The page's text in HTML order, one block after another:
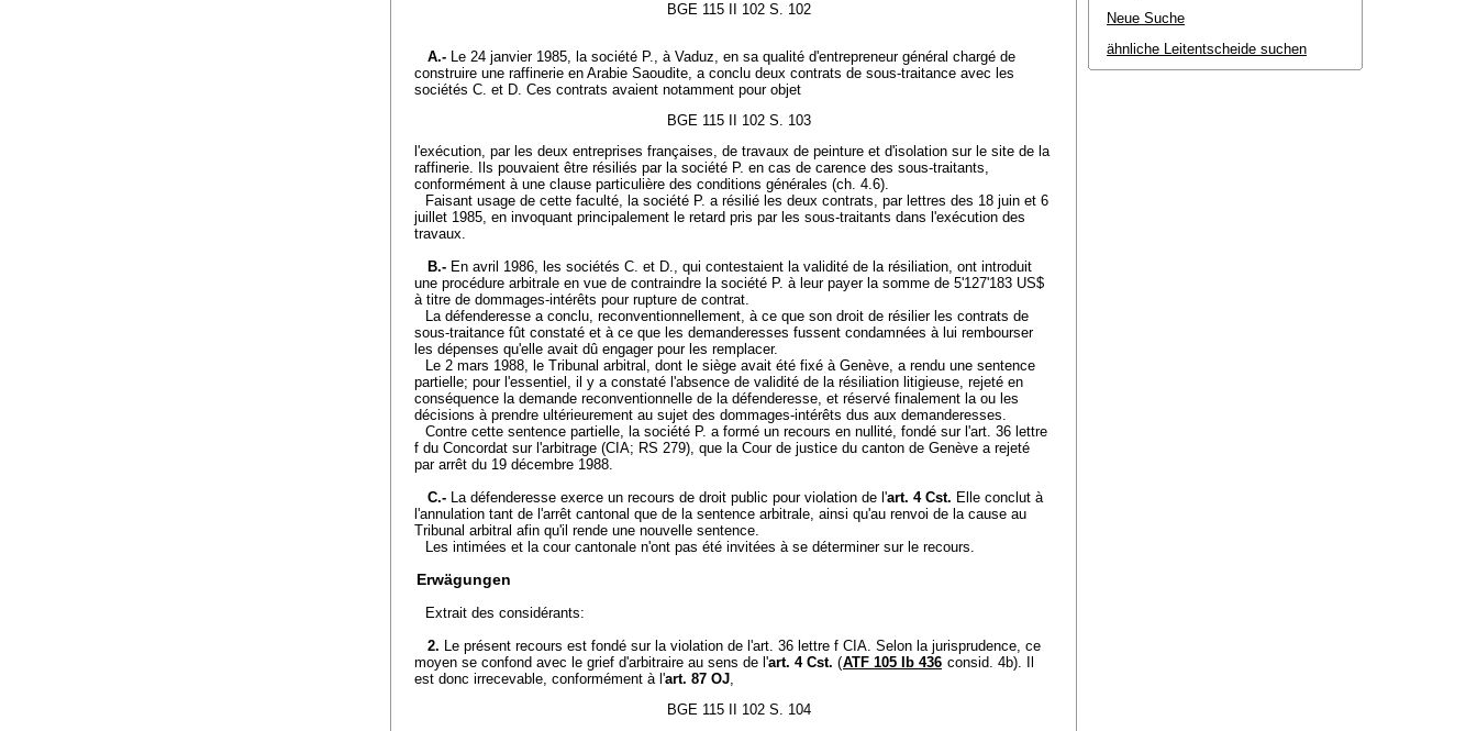
BGE 115 II 102 S. 102
A.- Le 24 janvier 1985, la société P., à Vaduz, en sa qualité d'entrepreneur général chargé de
construire une raffinerie en Arabie Saoudite, a conclu deux contrats de sous-traitance avec les
sociétés C. et D. Ces contrats avaient notamment pour objet
BGE 115 II 102 S. 103
l'exécution, par les deux entreprises françaises, de travaux de peinture et d'isolation sur le site de la
raffinerie. Ils pouvaient être résiliés par la société P. en cas de carence des sous-traitants,
conformément à une clause particulière des conditions générales (ch. 4.6).
Faisant usage de cette faculté, la société P. a résilié les deux contrats, par lettres des 18 juin et 6
juillet 1985, en invoquant principalement le retard pris par les sous-traitants dans l'exécution des
travaux.
B.- En avril 1986, les sociétés C. et D., qui contestaient la validité de la résiliation, ont introduit
une procédure arbitrale en vue de contraindre la société P. à leur payer la somme de 5'127'183 US$
à titre de dommages-intérêts pour rupture de contrat.
La défenderesse a conclu, reconventionnellement, à ce que son droit de résilier les contrats de
sous-traitance fût constaté et à ce que les demanderesses fussent condamnées à lui rembourser
les dépenses qu'elle avait dû engager pour les remplacer.
Le 2 mars 1988, le Tribunal arbitral, dont le siège avait été fixé à Genève, a rendu une sentence
partielle; pour l'essentiel, il y a constaté l'absence de validité de la résiliation litigieuse, rejeté en
conséquence la demande reconventionnelle de la défenderesse, et réservé finalement la ou les
décisions à prendre ultérieurement au sujet des dommages-intérêts dus aux demanderesses.
Contre cette sentence partielle, la société P. a formé un recours en nullité, fondé sur l'art. 36 lettre
f du Concordat sur l'arbitrage (CIA; RS 279), que la Cour de justice du canton de Genève a rejeté
par arrêt du 19 décembre 1988.
C.- La défenderesse exerce un recours de droit public pour violation de l'art. 4 Cst. Elle conclut à
l'annulation tant de l'arrêt cantonal que de la sentence arbitrale, ainsi qu'au renvoi de la cause au
Tribunal arbitral afin qu'il rende une nouvelle sentence.
Les intimées et la cour cantonale n'ont pas été invitées à se déterminer sur le recours.
Erwägungen
Extrait des considérants:
2. Le présent recours est fondé sur la violation de l'art. 36 lettre f CIA. Selon la jurisprudence, ce
moyen se confond avec le grief d'arbitraire au sens de l'art. 4 Cst. (ATF 105 Ib 436 consid. 4b). Il
est donc irrecevable, conformément à l'art. 87 OJ,
BGE 115 II 102 S. 104
Neue Suche
ähnliche Leitentscheide suchen